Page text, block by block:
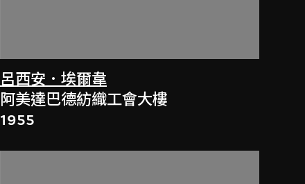
呂西安．埃爾韋
阿美達巴德紡織工會大樓
1955